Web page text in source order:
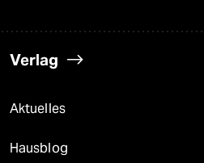
Verlag
Aktuelles
Hausblog